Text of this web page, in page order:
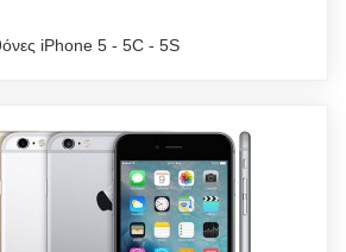
iPhone 5 - 5C - 5S